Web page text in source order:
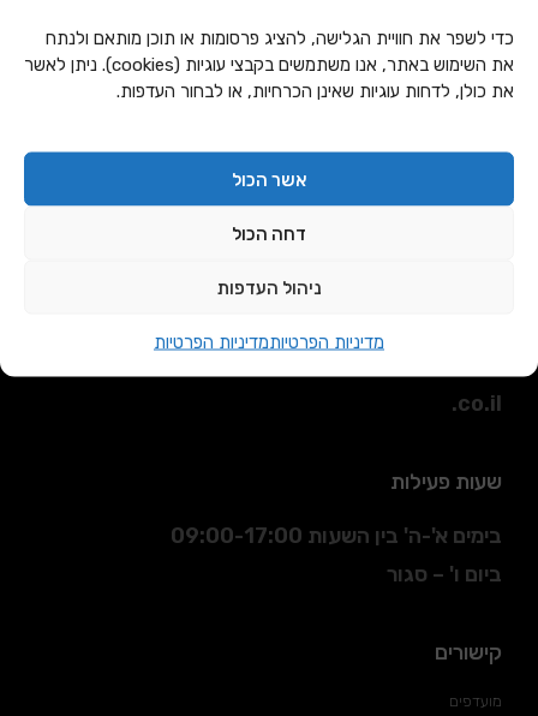
כדי לשפר את חוויית הגלישה, להציג פרסומות או תוכן מותאם ולנתח
את השימוש באתר, אנו משתמשים בקבצי עוגיות (cookies). ניתן לאשר
את כולן, לדחות עוגיות שאינן הכרחיות, או לבחור העדפות.
אשר הכול
דחה הכול
ניהול העדפות
מדיניות הפרטיותמדיניות הפרטיות
OZ8 תלייה
הוספה להצעת מחיר
.co.il
שעות פעילות
בימים א'-ה' בין השעות 09:00-17:00
ביום ו' – סגור
קישורים
מועדפים